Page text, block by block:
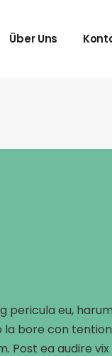
Über Uns
pericula eu,
la bore con
Post ea audire vix